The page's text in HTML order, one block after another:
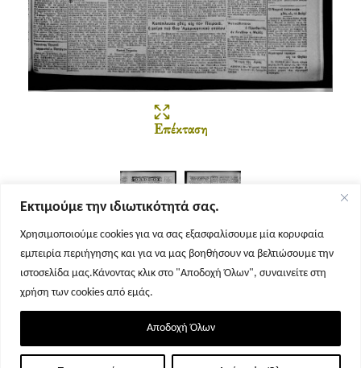
Εκτιμούμε την ιδιωτικότητά σας.
Χρησιμοποιούμε cookies για να σας εξασφαλίσουμε μία κορυφαία
εμπειρία περιήγησης και για να μας βοηθήσουν να βελτιώσουμε την
ιστοσελίδα μας.Κάνοντας κλικ στο "Αποδοχή Όλων", συναινείτε στη
χρήση των cookies από εμάς.
Αποδοχή Όλων
Επέκταση
Σελίδα 1 Σελίδα 2